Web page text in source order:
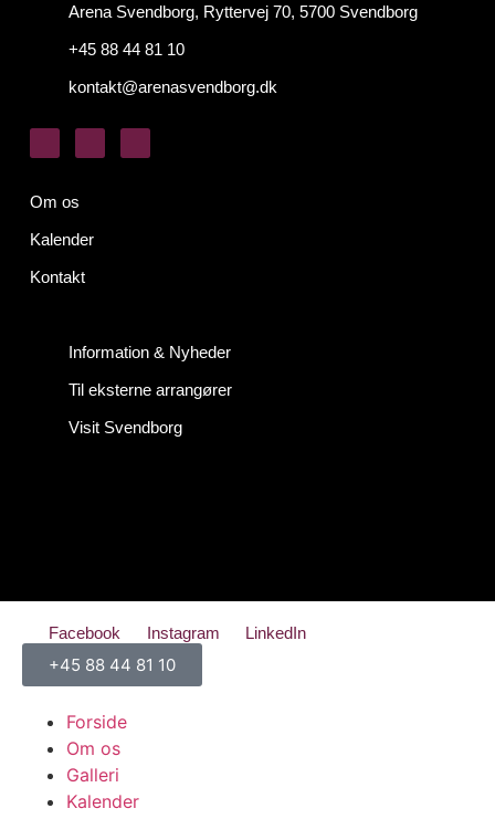
Arena Svendborg, Ryttervej 70, 5700 Svendborg
+45 88 44 81 10
kontakt@arenasvendborg.dk
Om os
Kalender
Kontakt
Information & Nyheder
Til eksterne arrangører
Visit Svendborg
Facebook Instagram LinkedIn
+45 ‭88 44 81 10
Forside
Om os
Galleri
Kalender